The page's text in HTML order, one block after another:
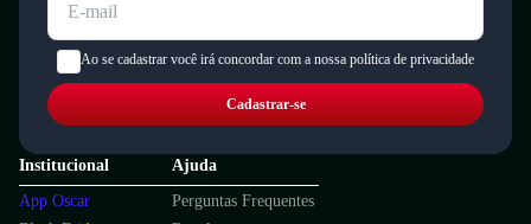
Ao se cadastrar você irá concordar com a nossa política de privacidade
Cadastrar-se
Institucional
App Oscar
Ajuda
Perguntas Frequentes